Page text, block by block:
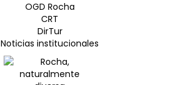
OGD Rocha
CRT
DirTur
Noticias institucionales